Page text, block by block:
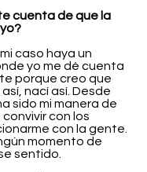
cuenta de que la
caso haya un
yo me dé cuenta
porque creo que
nací así. Desde
sido mi manera de
con los
con la gente.
momento de
sentido.